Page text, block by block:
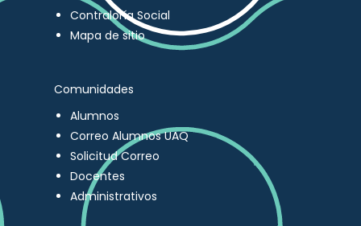
Contraloría Social
Mapa de sitio
Comunidades
Alumnos
Correo Alumnos UAQ
Solicitud Correo
Docentes
Administrativos